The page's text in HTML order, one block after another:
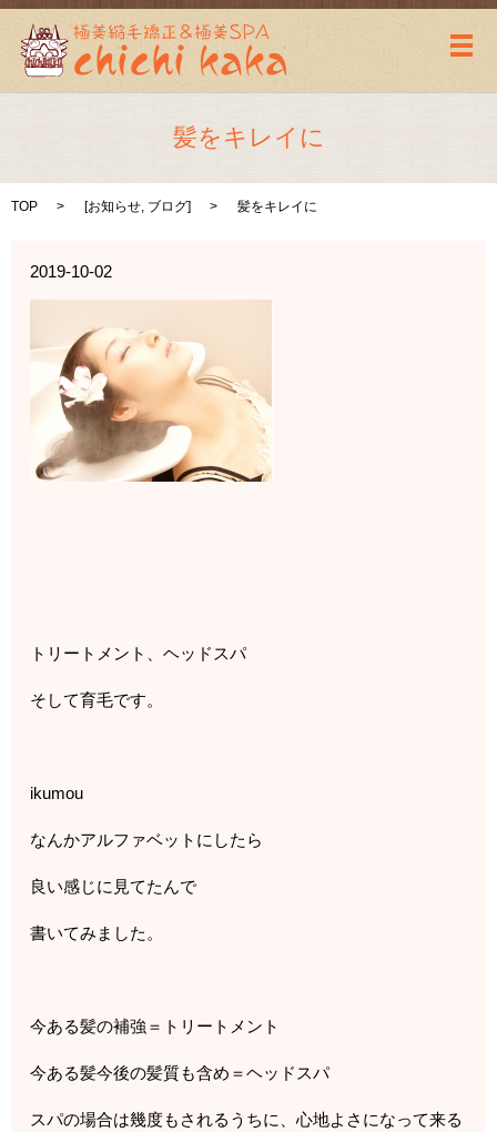
メ
髪をキレイに
TOP [お知らせ, ブログ] 髪をキレイに
2019-10-02
トリートメント、ヘッドスパ
そして育毛です。
ikumou
なんかアルファベットにしたら
良い感じに見てたんで
書いてみました。
今ある髪の補強＝トリートメント
今ある髪今後の髪質も含め＝ヘッドスパ
スパの場合は幾度もされるうちに、心地よさになって来る